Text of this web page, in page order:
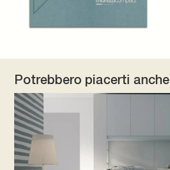
Potrebbero piacerti anche